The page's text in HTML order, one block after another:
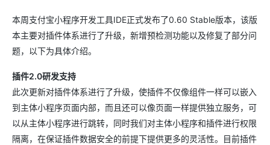
本周支付宝小程序开发工具IDE正式发布了0.60 Stable版本，该版
本主要对插件体系进行了升级，新增预检测功能以及修复了部分问
题，以下为具体介绍。
插件2.0研发支持
此次更新对插件体系进行了升级，使插件不仅像组件一样可以嵌入
到主体小程序页面内部，而且还可以像页面一样提供独立服务，可
以从主体小程序进行跳转，同时我们对主体小程序和插件进行权限
隔离，在保证插件数据安全的前提下提供更多的灵活性。目前插件